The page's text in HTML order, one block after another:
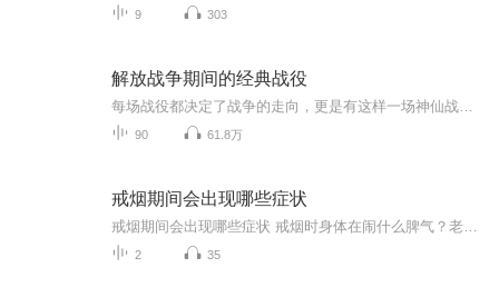
9 303
解放战争期间的经典战役
90 61.8万
戒烟期间会出现哪些症状
2 35